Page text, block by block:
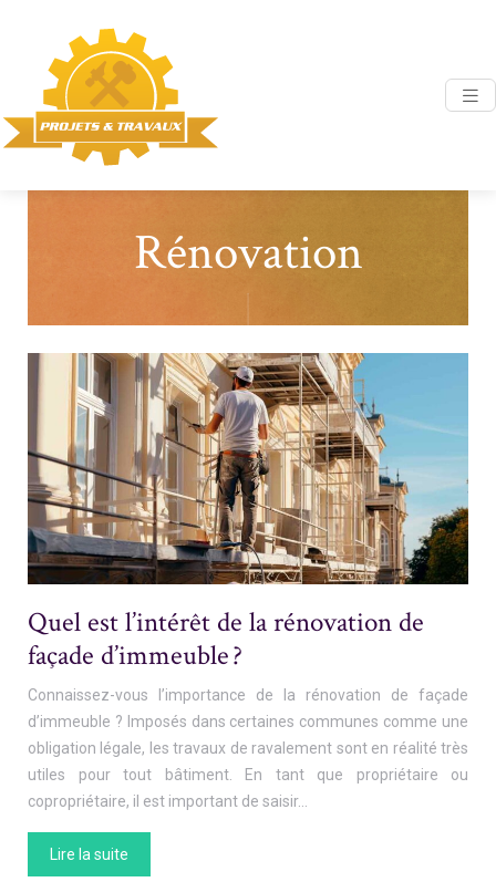
Rénovation
Quel est l’intérêt de la rénovation de
façade d’immeuble ?
Connaissez-vous l’importance de la rénovation de façade
d’immeuble ? Imposés dans certaines communes comme une
obligation légale, les travaux de ravalement sont en réalité très
utiles pour tout bâtiment. En tant que propriétaire ou
copropriétaire, il est important de saisir…
Lire la suite